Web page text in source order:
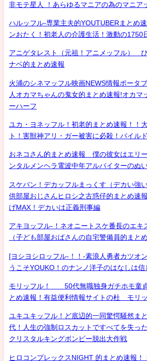
非モテ星人 ！あらゆるマニアの為のマニア
ハルッフル-専業主夫的YOUTUBERまとめ
ンおたく！初老人の介護生活！激動の1750
アニゲタレスト（元祖！アニメッフル）
ナベ的まとめ速報
火浦のシネマッフル映画NEWS情報ポータ
人オカマちゃんの鬼女的まとめ速報!オカマ
ーハーフ
ユカ・ヨネッフル！初老的まとめ速報！！
ト！害獣神アリ・ガー被害に必殺！パイル
おネコさん的まとめ速報 僕の彼女はエリ
ンタルメンヘラ電波中年アルバイターのぬ
スケバン！デカッフルまっくす（デカい強
供部屋おじさんヒロシ之古惑仔的まとめ速
げMAX！デカいは正義刑事編
アキヨッフル-！ネオニートスケ番長のエキ
（子ども部屋おばさんの自宅警備員的まとめ
[ヨシヨシロッフル-！！-素浪人勇者カツオ
うこそYOUKO！のナンノ洋子のはなしは信
モリッフル！ 50代無職独身ガチホモ童貞
とめ速報！有益便利情報サイトの杜 モリ
ユキユキッフル！ど底辺的一同驚愕騒然ま
代！人生の強制ロスカットですべてを失っ
クリスタルキングボンビー脱出大作戦
ヒロコンプレックスNIGHT 的まとめ速報！